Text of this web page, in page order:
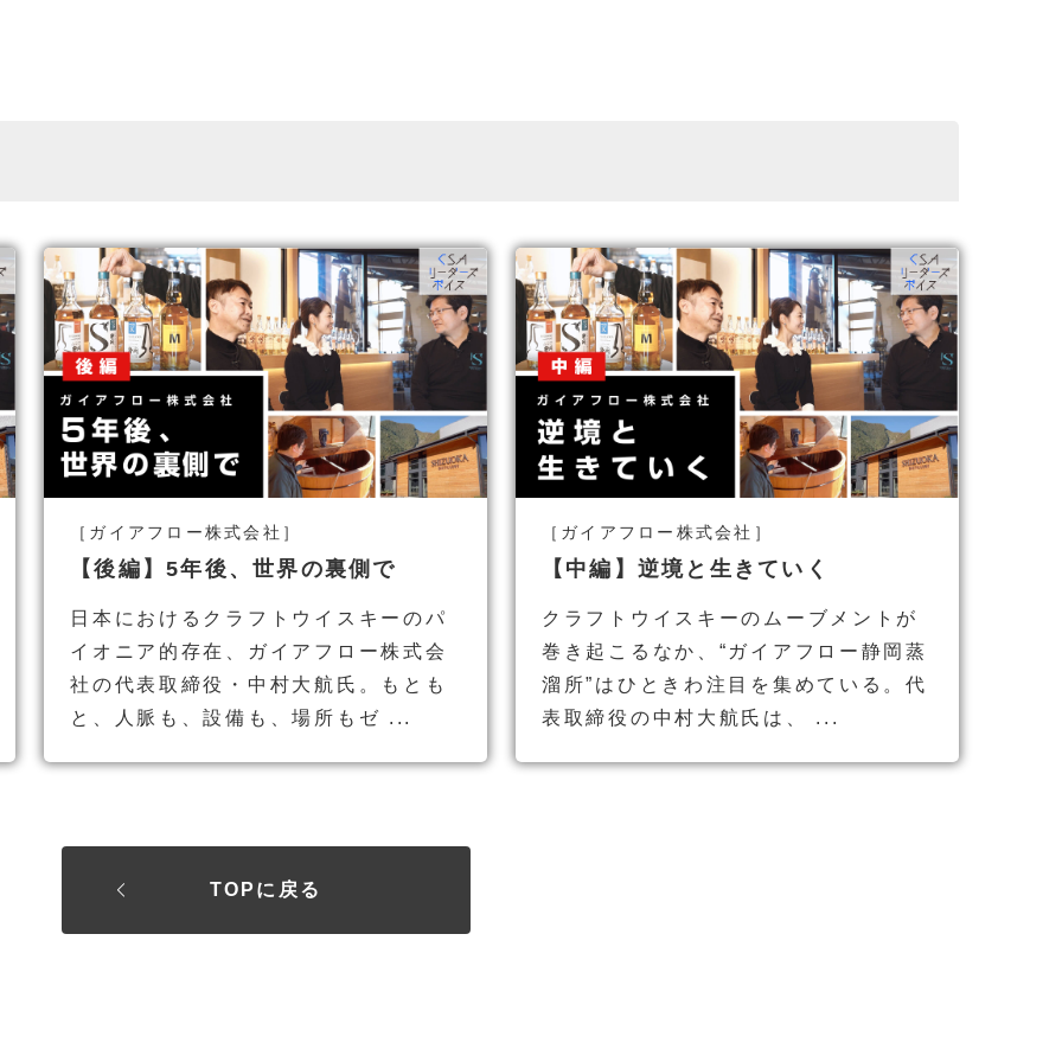
［ガイアフロー株式会社］
【後編】5年後、世界の裏側で
日本におけるクラフトウイスキーのパ
イオニア的存在、ガイアフロー株式会
社の代表取締役・中村大航氏。もとも
と、人脈も、設備も、場所もゼ ...
［ガイアフロー株式会社］
【中編】逆境と生きていく
クラフトウイスキーのムーブメントが
巻き起こるなか、“ガイアフロー静岡蒸
溜所”はひときわ注目を集めている。代
表取締役の中村大航氏は、 ...
TOPに戻る